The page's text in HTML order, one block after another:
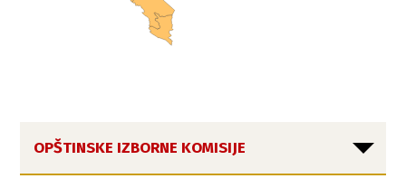
OPŠTINSKE IZBORNE KOMISIJE